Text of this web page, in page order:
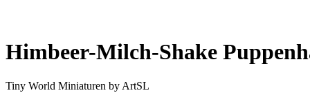
Himbeer-Milch-Shake
Tiny World Miniaturen by ArtSL